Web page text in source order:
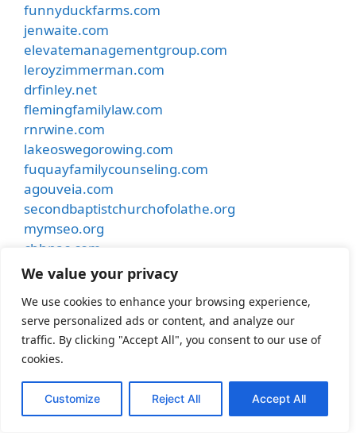
We value your privacy
We use cookies to enhance your browsing experience,
serve personalized ads or content, and analyze our
traffic. By clicking "Accept All", you consent to our use of
cookies.
Customize Reject All Accept All
funnyduckfarms.com
jenwaite.com
elevatemanagementgroup.com
leroyzimmerman.com
drfinley.net
flemingfamilylaw.com
rnrwine.com
lakeoswegorowing.com
fuquayfamilycounseling.com
agouveia.com
secondbaptistchurchofolathe.org
mymseo.org
chhpac.com
dharmadogtraining.com
motionaudiotx.com
rttl.me
rescomheating.com
mimiweddings.com
besthostinnkansascity.com
smithdentalcare.net
undergroundmusiccafe.com